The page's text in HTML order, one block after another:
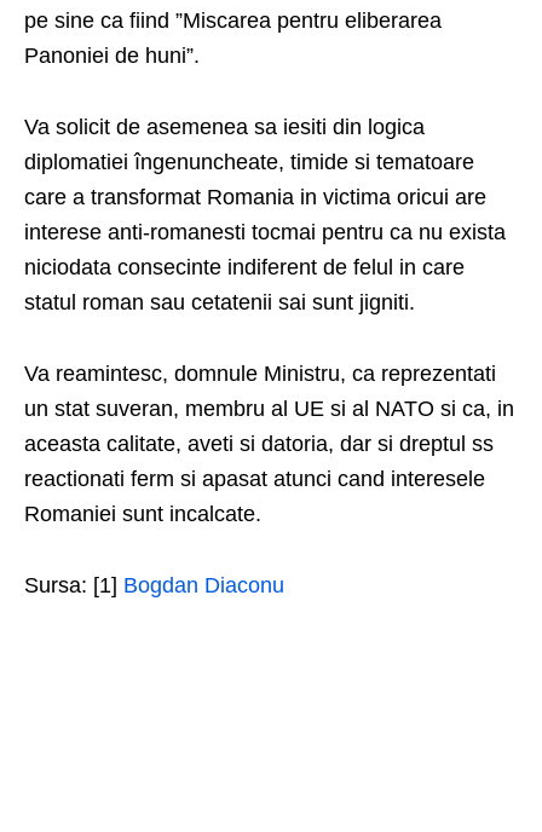
pe sine ca fiind ”Miscarea pentru eliberarea
Panoniei de huni”.
Va solicit de asemenea sa iesiti din logica
diplomatiei îngenuncheate, timide si tematoare
care a transformat Romania in victima oricui are
interese anti-romanesti tocmai pentru ca nu exista
niciodata consecinte indiferent de felul in care
statul roman sau cetatenii sai sunt jigniti.
Va reamintesc, domnule Ministru, ca reprezentati
un stat suveran, membru al UE si al NATO si ca, in
aceasta calitate, aveti si datoria, dar si dreptul ss
reactionati ferm si apasat atunci cand interesele
Romaniei sunt incalcate.
Sursa: [1] Bogdan Diaconu